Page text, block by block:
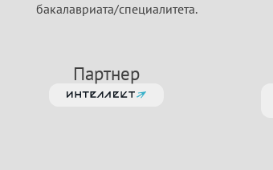
бакалавриата/специалитета.
Партнер